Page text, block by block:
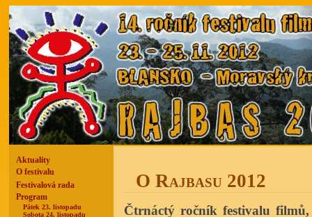
Aktuality
O festivalu
Festivalová rada
Program
Pátek 23. listopadu
Sobota 24. listopadu
O Rajbasu 2012
Čtrnáctý ročník festivalu